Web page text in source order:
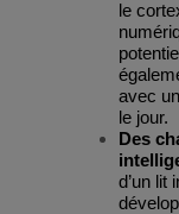
le
avec
le jour.
Des
d’un lit